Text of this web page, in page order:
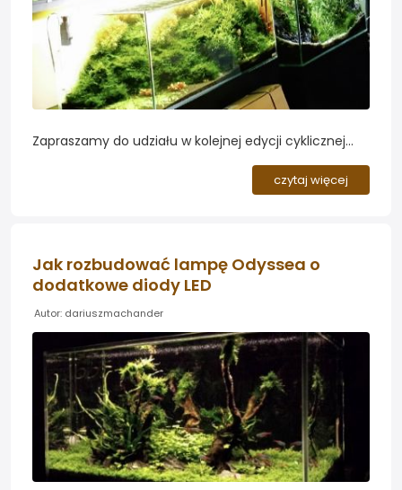
Zapraszamy do udziału w kolejnej edycji cyklicznej
czytaj więcej
Jak rozbudować lampę Odyssea o
dodatkowe diody LED
Autor: dariuszmachander